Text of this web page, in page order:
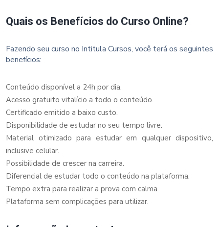
Quais os Benefícios do Curso Online?
Fazendo seu curso no Intitula Cursos, você terá os seguintes
benefícios:
Conteúdo disponível a 24h por dia.
Acesso gratuito vitalício a todo o conteúdo.
Certificado emitido a baixo custo.
Disponibilidade de estudar no seu tempo livre.
Material otimizado para estudar em qualquer dispositivo,
inclusive celular.
Possibilidade de crescer na carreira.
Diferencial de estudar todo o conteúdo na plataforma.
Tempo extra para realizar a prova com calma.
Plataforma sem complicações para utilizar.